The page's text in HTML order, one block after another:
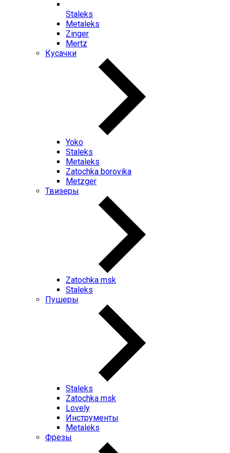
Staleks
Metaleks
Zinger
Mertz
Кусачки
Yoko
Staleks
Metaleks
Zatochka borovika
Metzger
Твизеры
Zatochka msk
Staleks
Пушеры
Staleks
Zatochka msk
Lovely
Инструменты
Metaleks
Фрезы